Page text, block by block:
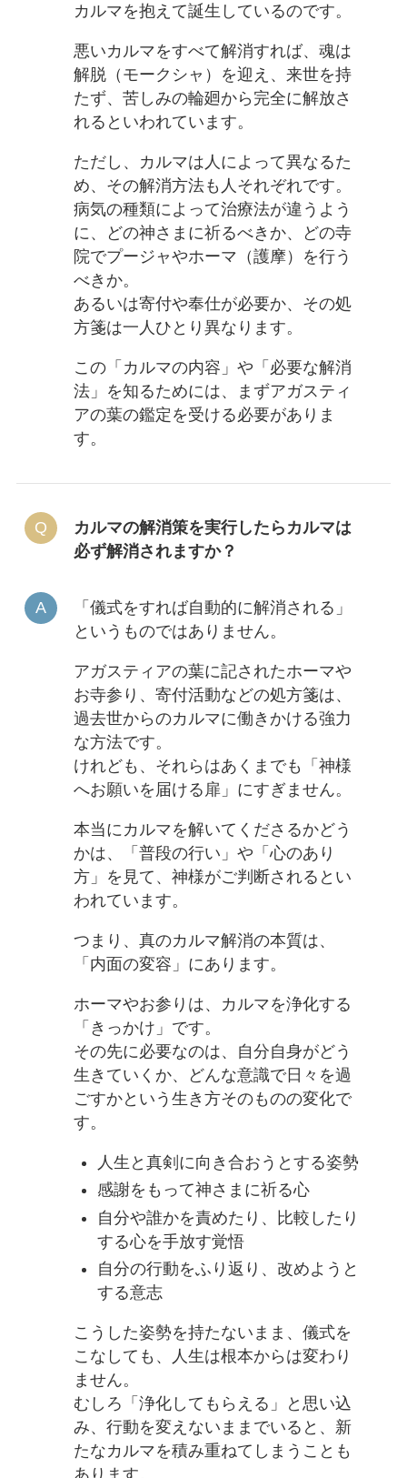
カルマを抱えて誕生しているのです。
悪いカルマをすべて解消すれば、魂は
解脱（モークシャ）を迎え、来世を持
たず、苦しみの輪廻から完全に解放さ
れるといわれています。
ただし、カルマは人によって異なるた
め、その解消方法も人それぞれです。
病気の種類によって治療法が違うよう
に、どの神さまに祈るべきか、どの寺
院でプージャやホーマ（護摩）を行う
べきか。
あるいは寄付や奉仕が必要か、その処
方箋は一人ひとり異なります。
この「カルマの内容」や「必要な解消
法」を知るためには、まずアガスティ
アの葉の鑑定を受ける必要がありま
す。
カルマの解消策を実行したらカルマは
必ず解消されますか？
「儀式をすれば自動的に解消される」
というものではありません。
アガスティアの葉に記されたホーマや
お寺参り、寄付活動などの処方箋は、
過去世からのカルマに働きかける強力
な方法です。
けれども、それらはあくまでも「神様
へお願いを届ける扉」にすぎません。
本当にカルマを解いてくださるかどう
かは、「普段の行い」や「心のあり
方」を見て、神様がご判断されるとい
われています。
つまり、真のカルマ解消の本質は、
「内面の変容」にあります。
ホーマやお参りは、カルマを浄化する
「きっかけ」です。
その先に必要なのは、自分自身がどう
生きていくか、どんな意識で日々を過
ごすかという生き方そのものの変化で
す。
人生と真剣に向き合おうとする姿勢
感謝をもって神さまに祈る心
自分や誰かを責めたり、比較したり
する心を手放す覚悟
自分の行動をふり返り、改めようと
する意志
こうした姿勢を持たないまま、儀式を
こなしても、人生は根本からは変わり
ません。
むしろ「浄化してもらえる」と思い込
み、行動を変えないままでいると、新
たなカルマを積み重ねてしまうことも
あります。